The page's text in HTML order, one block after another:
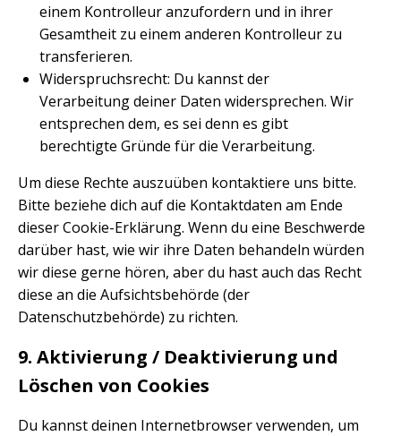
einem Kontrolleur anzufordern und in ihrer
Gesamtheit zu einem anderen Kontrolleur zu
transferieren.
Widerspruchsrecht: Du kannst der
Verarbeitung deiner Daten widersprechen. Wir
entsprechen dem, es sei denn es gibt
berechtigte Gründe für die Verarbeitung.
Um diese Rechte auszuüben kontaktiere uns bitte.
Bitte beziehe dich auf die Kontaktdaten am Ende
dieser Cookie-Erklärung. Wenn du eine Beschwerde
darüber hast, wie wir ihre Daten behandeln würden
wir diese gerne hören, aber du hast auch das Recht
diese an die Aufsichtsbehörde (der
Datenschutzbehörde) zu richten.
9. Aktivierung / Deaktivierung und
Löschen von Cookies
Du kannst deinen Internetbrowser verwenden, um